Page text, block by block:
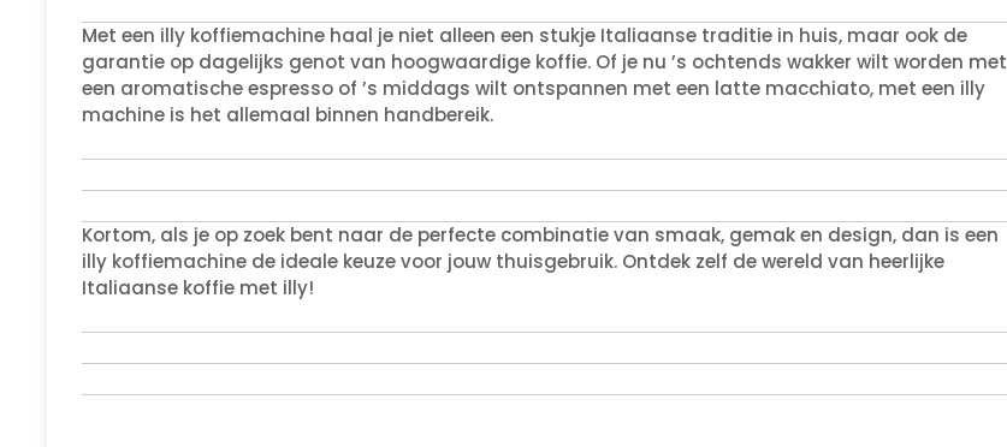
Met een illy koffiemachine haal je niet alleen een stukje Italiaanse traditie in huis, maar ook de
garantie op dagelijks genot van hoogwaardige koffie. Of je nu ’s ochtends wakker wilt worden met
een aromatische espresso of ’s middags wilt ontspannen met een latte macchiato, met een illy
machine is het allemaal binnen handbereik.
Kortom, als je op zoek bent naar de perfecte combinatie van smaak, gemak en design, dan is een
illy koffiemachine de ideale keuze voor jouw thuisgebruik. Ontdek zelf de wereld van heerlijke
Italiaanse koffie met illy!